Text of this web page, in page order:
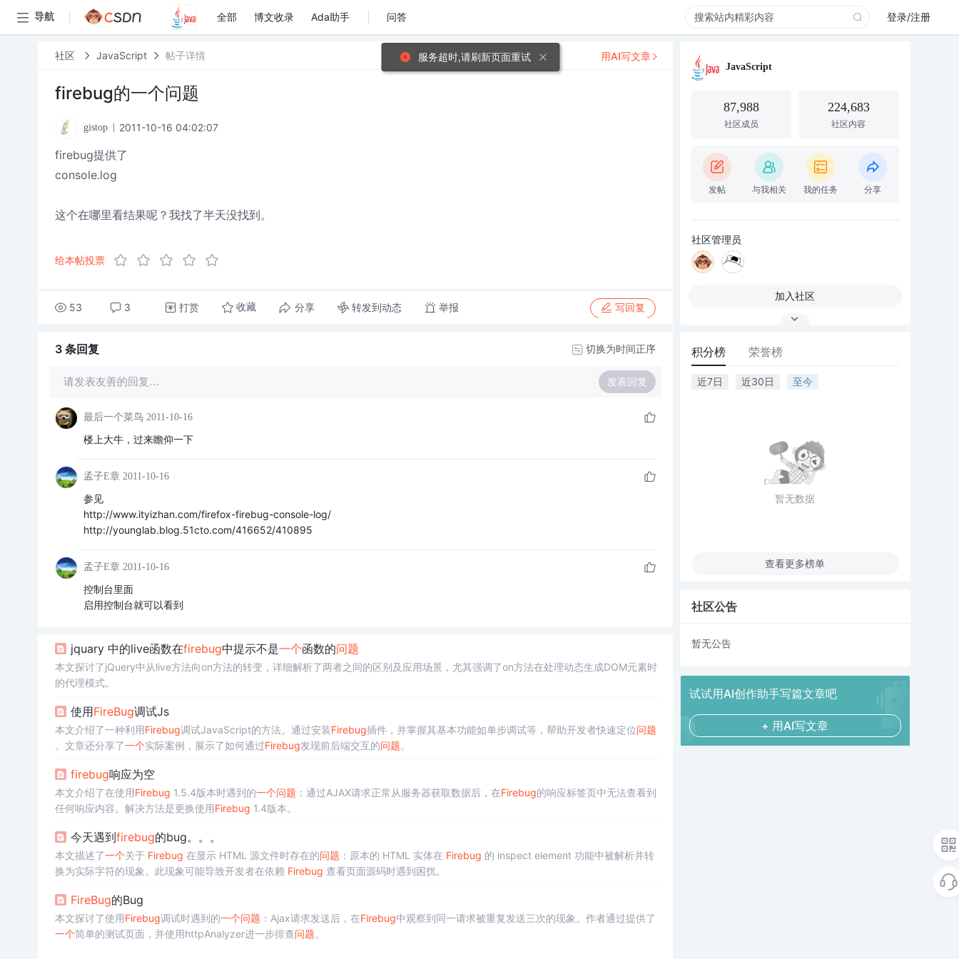
导航 全部 博文收录 Ada助手 问答 登录/注册
社区 JavaScript 帖子详情
firebug的一个问题
gistop 2011-10-16 04:02:07
firebug提供了
console.log
这个在哪里看结果呢？我找了半天没找到。
给本帖投票
53 3 打赏 收藏 分享 转发到动态 举报 写回复
用AI写文章
3 条回复 切换为时间正序
请发表友善的回复… 发表回复
最后一个菜鸟 2011-10-16
楼上大牛，过来瞻仰一下
孟子E章 2011-10-16
参见
http://www.ityizhan.com/firefox-firebug-console-log/
http://younglab.blog.51cto.com/416652/410895
孟子E章 2011-10-16
控制台里面
启用控制台就可以看到
jquary 中的live函数在firebug中提示不是一个函数的问题
本文探讨了jQuery中从live方法向on方法的转变，详细解析了两者之间的区别及应用场景，尤其强调了on方法在处理动态生成DOM元素时
的代理模式。
使用FireBug调试Js
本文介绍了一种利用Firebug调试JavaScript的方法。通过安装Firebug插件，并掌握其基本功能如单步调试等，帮助开发者快速定位问题
。文章还分享了一个实际案例，展示了如何通过Firebug发现前后端交互的问题。
firebug响应为空
本文介绍了在使用Firebug 1.5.4版本时遇到的一个问题 ：通过AJAX请求正常从服务器获取数据后，在Firebug的响应标签页中无法查看到
任何响应内容。解决方法是更换使用Firebug 1.4版本。
今天遇到firebug的bug。。。
本文描述了一个关于 Firebug 在显示 HTML 源文件时存在的问题 ：原本的 HTML 实体在 Firebug 的 inspect element 功能中被解析并转
换为实际字符的现象。此现象可能导致开发者在依赖 Firebug 查看页面源码时遇到困扰。
FireBug的Bug
本文探讨了使用Firebug调试时遇到的一个问题 ：Ajax请求发送后，在Firebug中观察到同一请求被重复发送三次的现象。作者通过提供了
一个简单的测试页面，并使用httpAnalyzer进一步排查问题。
JavaScript
87,988
社区成员
224,683
社区内容
发帖 与我相关 我的任务 分享
社区管理员
加入社区
积分榜 荣誉榜
近7日 近30日 至今
暂无数据
查看更多榜单
社区公告
暂无公告
试试用AI创作助手写篇文章吧
+ 用AI写文章
服务超时,请刷新页面重试